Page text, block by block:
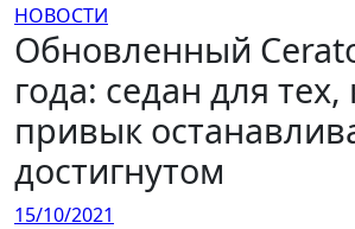
НОВОСТИ
Обновленный
года: седан для тех,
привык
достигнутом
15/10/2021